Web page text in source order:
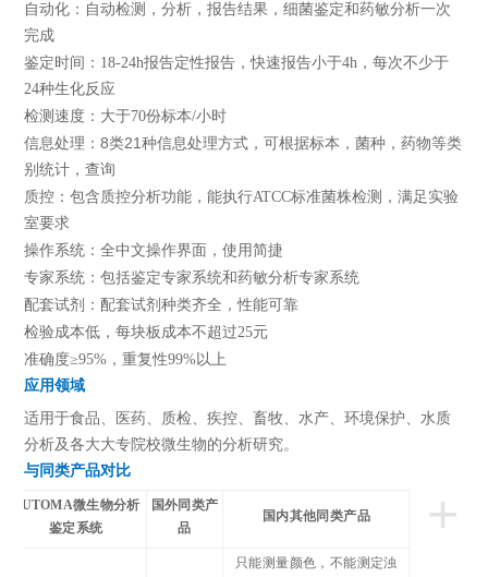
自动化：自动检测，分析，报告结果，细菌鉴定和药敏分析一次
完成
鉴定时间：18-24h报告定性报告，快速报告小于4h，每次不少于
24种生化反应
检测速度：大于70份标本/小时
信息处理：8类21种信息处理方式，可根据标本，菌种，药物等类
别统计，查询
质控：包含质控分析功能，能执行ATCC标准菌株检测，满足实验
室要求
操作系统：全中文操作界面，使用简捷
专家系统：包括鉴定专家系统和药敏分析专家系统
配套试剂：配套试剂种类齐全，性能可靠
检验成本低，每块板成本不超过25元
准确度≥95%，重复性99%以上
应用领域
适用于食品、医药、质检、疾控、畜牧、水产、环境保护、水质
分析及各大大专院校微生物的分析研究。
与同类产品对比
+
AUTOMA微生物分析
鉴定系统
国外同类产
品
国内其他同类产品
只能测量颜色，不能测定浊